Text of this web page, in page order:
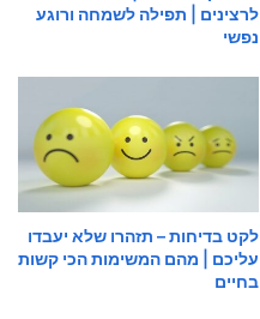
לרצינים | תפילה לשמחה ורוגע
נפשי
לקט בדיחות – תזהרו שלא יעבדו
עליכם | מהם המשימות הכי קשות
בחיים